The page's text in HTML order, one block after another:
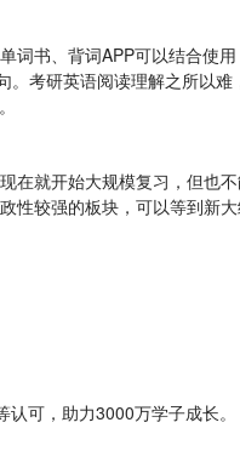
书、背词APP可以结合使
考研英语阅读理解之所以
就开始大规模复习，但也
较强的板块，可以等到新
可，助力3000万学子成长。